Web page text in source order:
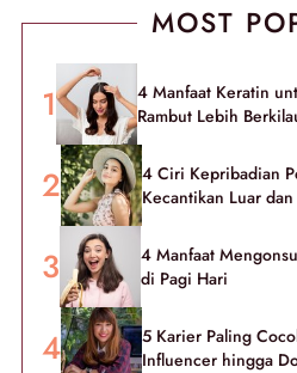
MOST
4 Manfaat Keratin
Rambut Lebih
4 Ciri Kepribadian
Kecantikan Luar dan
4 Manfaat
di Pagi Hari
5 Karier Paling
Influencer hingga